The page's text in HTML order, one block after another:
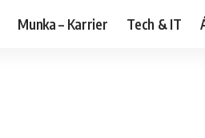
Munka – Karrier Tech & IT